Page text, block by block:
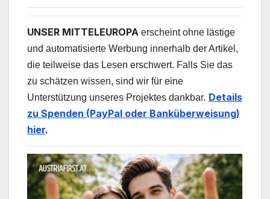
UNSER MITTELEUROPA erscheint ohne lästige
und automatisierte Werbung innerhalb der Artikel,
die teilweise das Lesen erschwert. Falls Sie das
zu schätzen wissen, sind wir für eine
Unterstützung unseres Projektes dankbar. Details
zu Spenden (PayPal oder Banküberweisung)
hier.